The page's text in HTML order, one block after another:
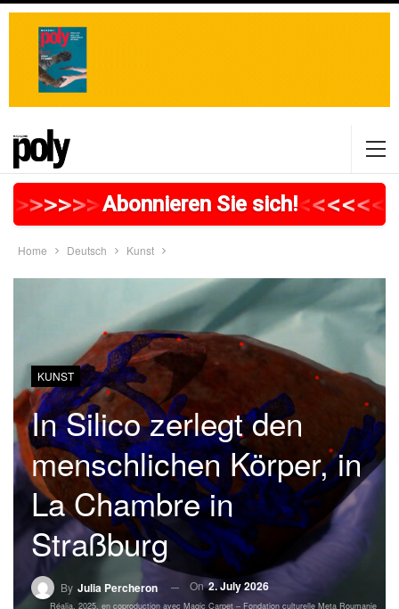
>>>>>>>>>>>>>>>>>
Abonnieren Sie sich!<<<<<<<
Home Deutsch Kunst
KUNST
In Silico zerlegt den
menschlichen Körper, in
La Chambre in
Straßburg
By Julia Percheron On2. July 2026
Réalia, 2025, en coproduction avec Magic Carpet – Fondation culturelle Meta Roumanie